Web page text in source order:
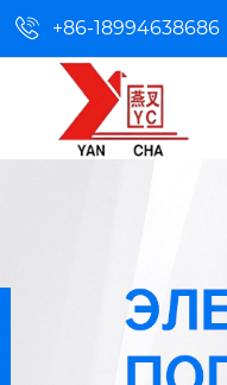
 +86-18994638686